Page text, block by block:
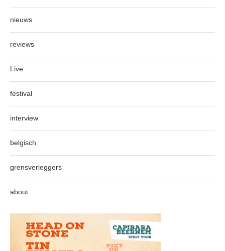
nieuws
reviews
Live
festival
interview
belgisch
grensverleggers
about